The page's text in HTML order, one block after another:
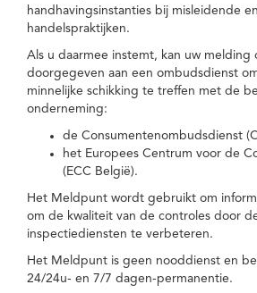
handhavingsinstanties bij misleidende
handelspraktijken.
Als u daarmee instemt, kan uw melding
doorgegeven aan een ombudsdienst
minnelijke schikking te treffen met de
onderneming:
de Consumentenombudsdienst
het Europees Centrum voor de
(ECC België).
Het Meldpunt wordt gebruikt om
om de kwaliteit van de controles door
inspectiediensten te verbeteren.
Het Meldpunt is geen nooddienst en
24/24u- en 7/7 dagen-permanentie.